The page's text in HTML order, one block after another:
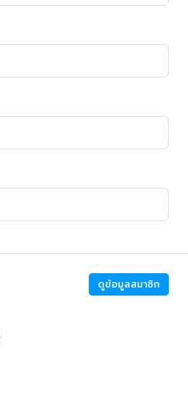
ดูข้อมูลสมาชิก